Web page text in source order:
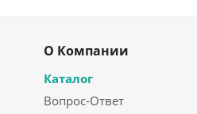
О Компании
Каталог
Вопрос-Ответ